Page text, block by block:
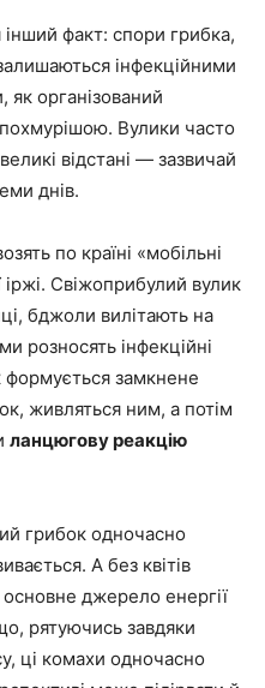
факт: спори грибка,
інфекційними
як організований
Вулики часто
відстані — зазвичай
днів.
по країні «мобільні
Свіжоприбулий вулик
бджоли вилітають на
розносять інфекційні
формується замкнене
живляться ним, а потім
ланцюгову реакцію
грибок одночасно
А без квітів
джерело енергії
рятуючись завдяки
ці комахи одночасно